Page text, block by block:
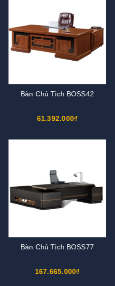
Bàn Chủ Tịch BOSS42
61.392.000₫
Bàn Chủ Tịch BOSS77
167.665.000₫